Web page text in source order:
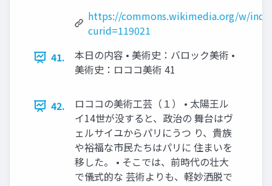
https://commons.wikimedia.org/w/
curid=119021
41.
本日の内容 • 美術史：バロック美術 •
美術史：ロココ美術 41
42.
ロココの美術工芸（１） • 太陽王ル
イ14世が没すると、政治の 舞台はヴ
ェルサイユからパリにうつ り、貴族
や裕福な市民たちはパリに 住まいを
移した。 • そこでは、前時代の壮大
で儀式的な 芸術よりも、軽妙洒脱で